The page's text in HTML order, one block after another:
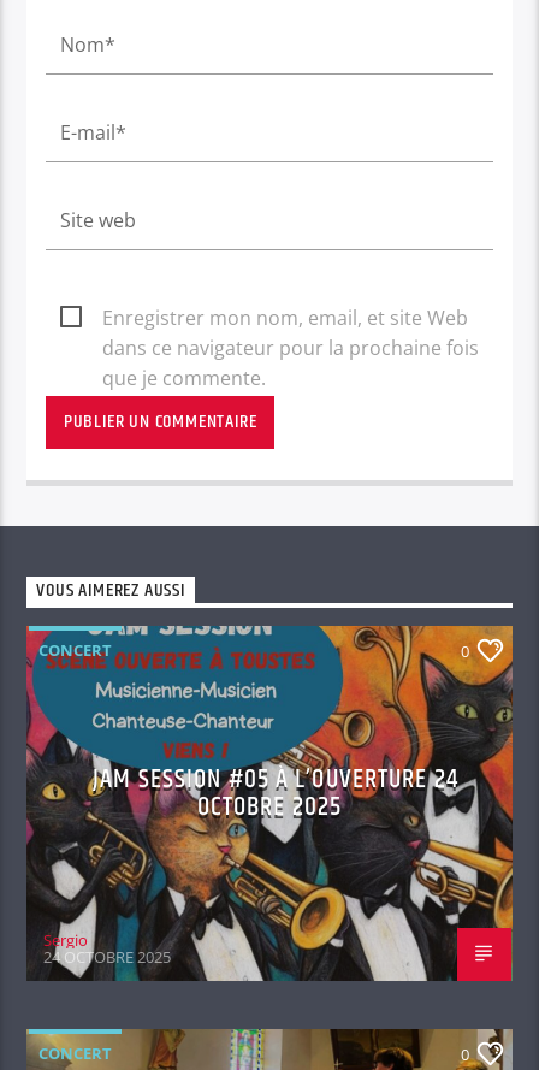
Enregistrer mon nom, email, et site Web
dans ce navigateur pour la prochaine fois
que je commente.
VOUS AIMEREZ AUSSI
CONCERT 0
JAM SESSION #05 À L’OUVERTURE 24
OCTOBRE 2025
Sergio
24 OCTOBRE 2025
CONCERT 0